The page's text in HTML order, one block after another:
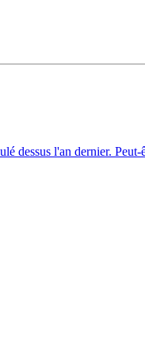
dessus l'an dernier.